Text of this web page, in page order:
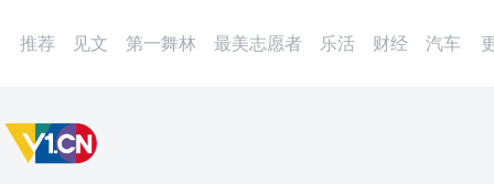
推荐 见文 第一舞林 最美志愿者 乐活 财经 汽车